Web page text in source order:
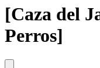
[Caza del
Perros]